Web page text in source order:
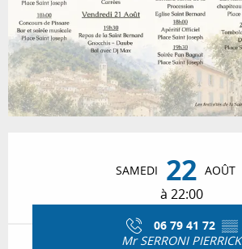
SAMEDI 22 AOÛT
à 22:00
06 79 41 72 ▒▒
Mr SERRONI PIERRICK